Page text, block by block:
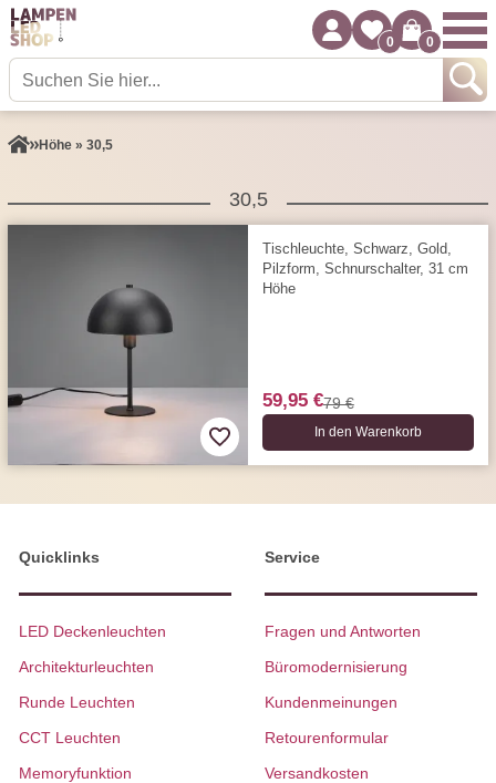
0 0
Höhe » 30,5
30,5
Tischleuchte, Schwarz, Gold,
Pilzform, Schnurschalter, 31 cm
Höhe
59,95 €79 €
In den Warenkorb
Quicklinks
LED Deckenleuchten
Architekturleuchten
Runde Leuchten
CCT Leuchten
Memoryfunktion
Service
Fragen und Antworten
Büromodernisierung
Kundenmeinungen
Retourenformular
Versandkosten